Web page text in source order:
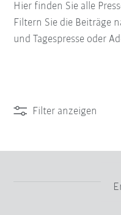
Hier finden Sie alle
Filtern Sie die Beiträge
und Tagespresse oder
Filter anzeigen